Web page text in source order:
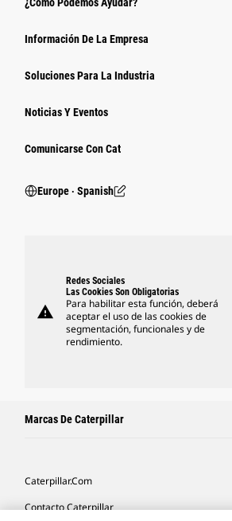
Información De La Empresa
Soluciones Para La Industria
Noticias Y Eventos
Comunicarse Con Cat
Europe ‧ Spanish
warning
Redes Sociales
Las Cookies Son Obligatorias
Para habilitar esta función, deberá
aceptar el uso de las cookies de
segmentación, funcionales y de
rendimiento.
Marcas De Caterpillar
Caterpillar.com
Contacto Caterpillar